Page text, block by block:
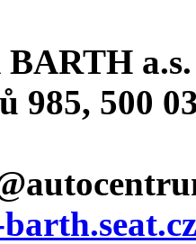
a.s.
985, 500